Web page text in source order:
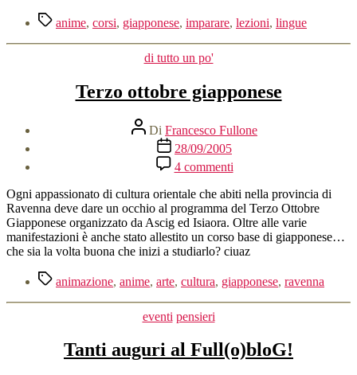
Tag anime, corsi, giapponese, imparare, lezioni, lingue
Categorie
di tutto un po'
Terzo ottobre giapponese
Autore
articolo
Di Francesco Fullone
Data
dell'articolo
28/09/2005
4 commentisu
Terzo
ottobre
giapponese
Ogni appassionato di cultura orientale che abiti nella provincia di
Ravenna deve dare un occhio al programma del Terzo Ottobre
Giapponese organizzato da Ascig ed Isiaora. Oltre alle varie
manifestazioni è anche stato allestito un corso base di giapponese…
che sia la volta buona che inizi a studiarlo? ciuaz
Tag animazione, anime, arte, cultura, giapponese, ravenna
Categorie
eventi pensieri
Tanti auguri al Full(o)bloG!